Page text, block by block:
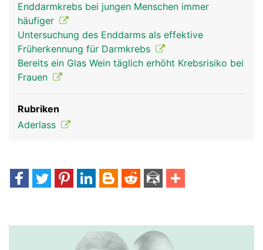
Enddarmkrebs bei jungen Menschen immer
häufiger
Untersuchung des Enddarms als effektive
Früherkennung für Darmkrebs
Bereits ein Glas Wein täglich erhöht Krebsrisiko bei
Frauen
Rubriken
Aderlass